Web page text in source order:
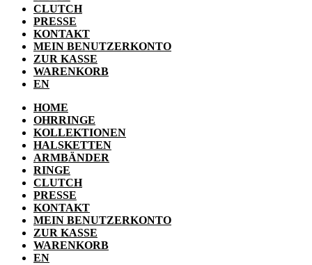
CLUTCH
PRESSE
KONTAKT
MEIN BENUTZERKONTO
ZUR KASSE
WARENKORB
EN
HOME
OHRRINGE
KOLLEKTIONEN
HALSKETTEN
ARMBÄNDER
RINGE
CLUTCH
PRESSE
KONTAKT
MEIN BENUTZERKONTO
ZUR KASSE
WARENKORB
EN